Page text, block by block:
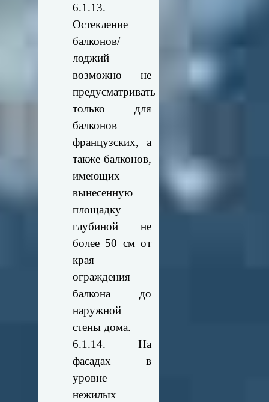
6.1.13.
Остекление
балконов/
лоджий
возможно не
предусматривать
только для
балконов
французских, а
также балконов,
имеющих
вынесенную
площадку
глубиной не
более 50 см от
края
ограждения
балкона до
наружной
стены дома.
6.1.14. На
фасадах в
уровне
нежилых